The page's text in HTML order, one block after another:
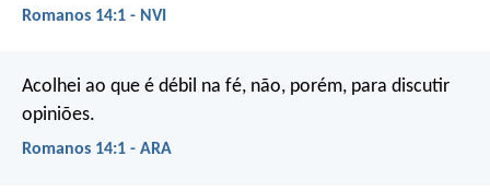
Romanos 14:1 - NVI
Acolhei ao que é débil na fé, não, porém, para discutir
opiniões.
Romanos 14:1 - ARA